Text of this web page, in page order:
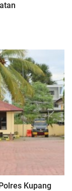
Kupang